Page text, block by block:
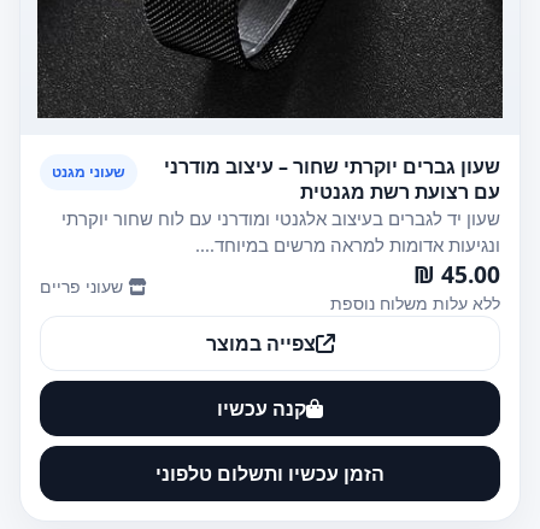
שעון גברים יוקרתי שחור – עיצוב מודרני
עם רצועת רשת מגנטית
שעוני מגנט
שעון יד לגברים בעיצוב אלגנטי ומודרני עם לוח שחור יוקרתי
ונגיעות אדומות למראה מרשים במיוחד....
45.00 ₪
ללא עלות משלוח נוספת
שעוני פריים
צפייה במוצר
קנה עכשיו
הזמן עכשיו ותשלום טלפוני